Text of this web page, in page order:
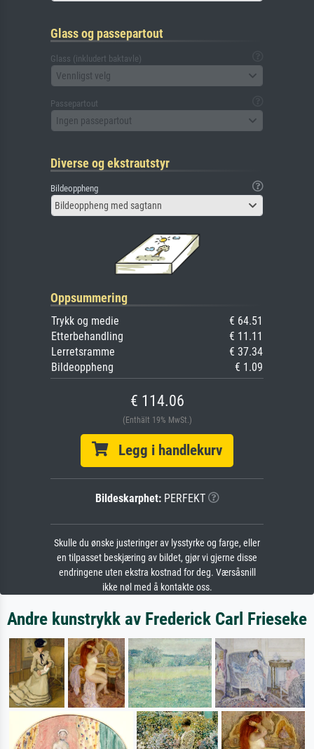
Glass og passepartout
Glass (inkludert baktavle)
Vennligst velg
Passepartout
Ingen passepartout
Diverse og ekstrautstyr
Bildeoppheng
Bildeoppheng med sagtann
Oppsummering
Trykk og medie
€ 64.51
Etterbehandling
€ 11.11
Lerretsramme
€ 37.34
Bildeoppheng
€ 1.09
€ 114.06
(Enthält 19% MwSt.)
Legg i handlekurv
Bildeskarphet:PERFEKT
Skulle du ønske justeringer av lysstyrke og farge, eller
en tilpasset beskjæring av bildet, gjør vi gjerne disse
endringene uten ekstra kostnad for deg. Værsåsnill
ikke nøl med å kontakte oss.
Andre kunstrykk av Frederick Carl Frieseke